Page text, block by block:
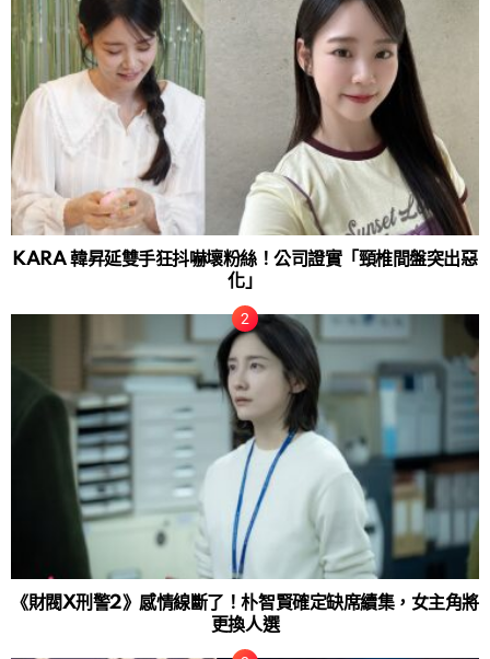
KARA 韓昇延雙手狂抖嚇壞粉絲！公司證實「頸椎間盤突出惡
化」
《財閥X刑警2》感情線斷了！朴智賢確定缺席續集，女主角將
更換人選